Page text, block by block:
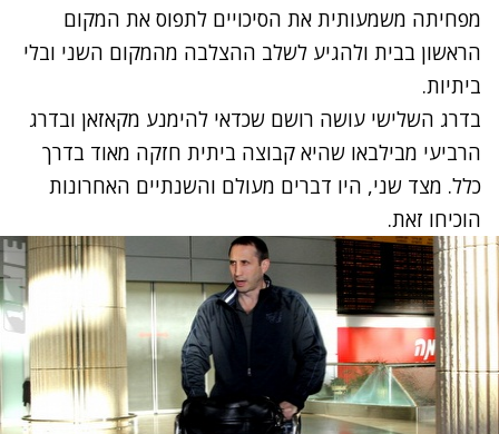
מפחיתה משמעותית את הסיכויים לתפוס את המקום
הראשון בבית ולהגיע לשלב ההצלבה מהמקום השני ובלי
ביתיות.
בדרג השלישי עושה רושם שכדאי להימנע מקאזאן ובדרג
הרביעי מבילבאו שהיא קבוצה ביתית חזקה מאוד בדרך
כלל. מצד שני, היו דברים מעולם והשנתיים האחרונות
הוכיחו זאת.